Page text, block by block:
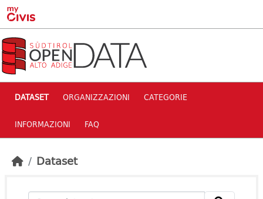
Skip to main content
DATASET ORGANIZZAZIONI CATEGORIE
INFORMAZIONI FAQ
Dataset